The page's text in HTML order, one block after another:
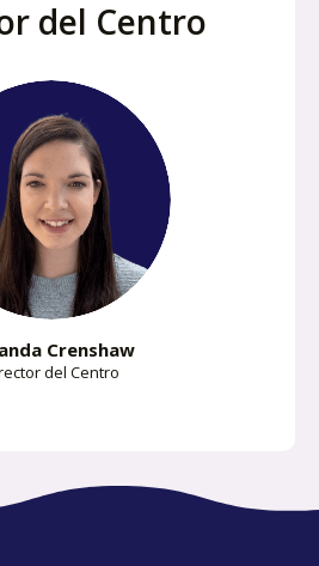
del Centro
Crenshaw
del Centro